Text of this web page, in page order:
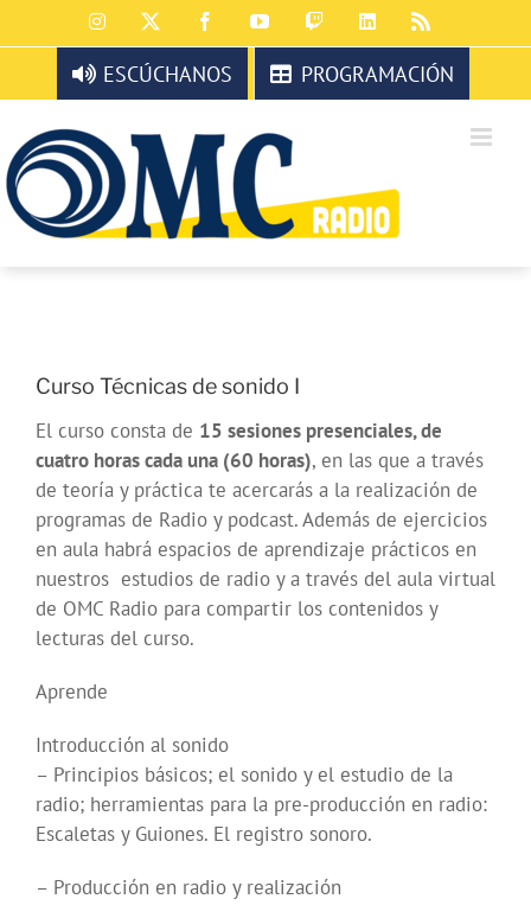
al
contenido
Instagram FacebookYouTubeTwitchLinkedIn
ESCÚCHANOS PROGRAMACIÓN
Curso Técnicas de sonido I
El curso consta de 15 sesiones presenciales, de
cuatro horas cada una (60 horas), en las que a través
de teoría y práctica te acercarás a la realización de
programas de Radio y podcast. Además de ejercicios
en aula habrá espacios de aprendizaje prácticos en
nuestros estudios de radio y a través del aula virtual
de OMC Radio para compartir los contenidos y
lecturas del curso.
Aprende
Introducción al sonido
– Principios básicos; el sonido y el estudio de la
radio; herramientas para la pre-producción en radio:
Escaletas y Guiones. El registro sonoro.
– Producción en radio y realización